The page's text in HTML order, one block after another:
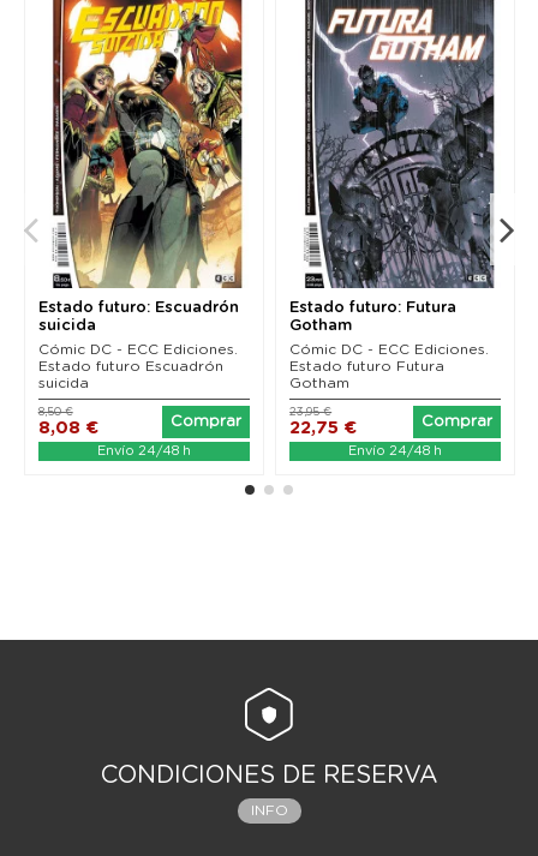
Estado futuro: Escuadrón
suicida
Cómic DC - ECC Ediciones.
Estado futuro Escuadrón
suicida
8,08 €
8,50 €
Comprar
Envío 24/48 h
Estado futuro: Futura
Gotham
Cómic DC - ECC Ediciones.
Estado futuro Futura
Gotham
22,75 €
23,95 €
Comprar
Envío 24/48 h
CONDICIONES DE RESERVA
INFO